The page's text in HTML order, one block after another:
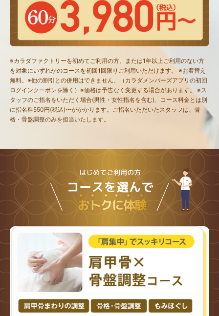
※カラダファクトリーを初めてご利用の方、または1年以上ご利用のない方
を対象にいずれかのコースを初回1回限りご利用いただけます。 ※お着替え
無料。※他の割引との併用はできません。（カラダメンバーズアプリの初回
ログインクーポンを除く）※価格は予告なく変更する場合があります。 ※ス
タッフのご指名をいただく場合(男性・女性指名を含む)、コース料金とは別
に指名料550円(税込)〜がかかります。ご指名いただいたスタッフは、骨
格・骨盤調整のみを担当いたします。